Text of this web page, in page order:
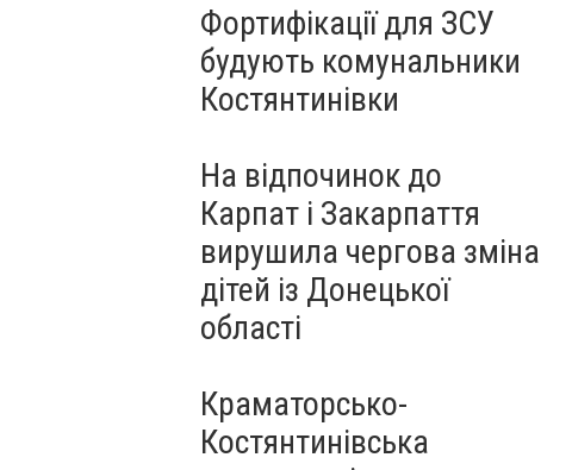
Фортифікації для ЗСУ
будують комунальники
Костянтинівки
На відпочинок до
Карпат і Закарпаття
вирушила чергова зміна
дітей із Донецької
області
Краматорсько-
Костянтинівська